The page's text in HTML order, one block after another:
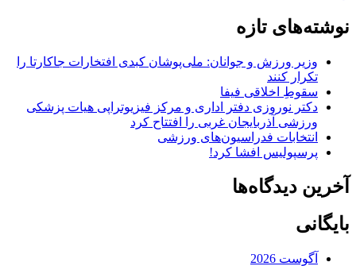
نوشته‌های تازه
وزیر ورزش و جوانان: ملی‌پوشان کبدی افتخارات جاکارتا را
تکرار کنند
سقوطِ اخلاقی فیفا
دکتر نوروزی دفتر اداری و مرکز فیزیوتراپی هیات پزشکی
ورزشی آذربایجان غربی را افتتاح کرد
انتخابات فدراسیون‌های ورزشی
پرسپولیس افشا کرد!
آخرین دیدگاه‌ها
بایگانی
آگوست 2026